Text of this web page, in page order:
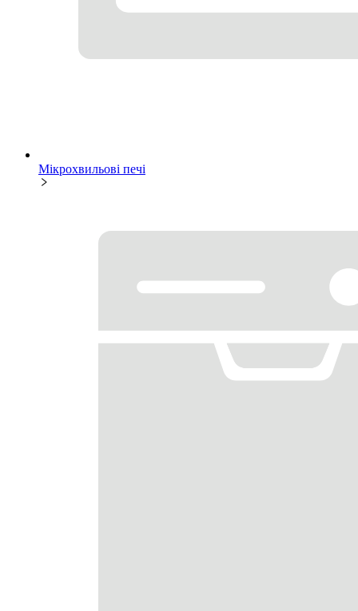
Мікрохвильові печі